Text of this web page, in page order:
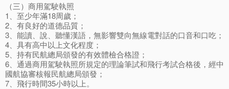
（三）商用駕駛執照
1、至少年滿18周歲；
2、有良好的道德品質；
3、能讀、說、聽懂漢語，無影響雙向無線電對話的口音和口吃；
4、具有高中以上文化程度；
5、持有民航總局頒發的有效體檢合格證；
6、通過商用駕駛執照所規定的理論筆試和飛行考試合格後，經中
國航協審核報民航總局頒發；
7、飛行時間35小時以上。